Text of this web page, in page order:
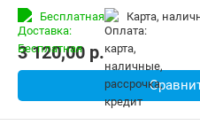
Передний тормоз:
Задний тормоз:Дисковый
Бесплатная карта,
3 120,00 p.